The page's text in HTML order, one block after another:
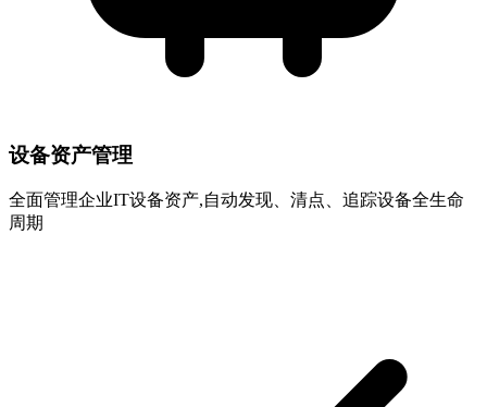
设备资产管理
全面管理企业IT设备资产,自动发现、清点、追踪设备全生命
周期